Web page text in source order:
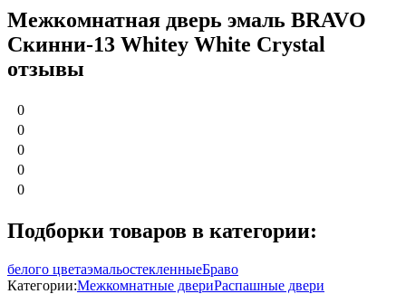
Межкомнатная дверь эмаль BRAVO
Скинни-13 Whitey White Сrystal
отзывы
0
0
0
0
0
Подборки товаров в категории:
белого цветаэмальостекленныеБраво
Категории:Межкомнатные двериРаспашные двери